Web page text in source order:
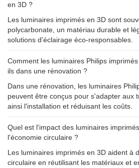
en 3D ?
Les luminaires imprimés en 3D sont
polycarbonate, un matériau durable et
solutions d'éclairage éco-responsables.
Comment les luminaires Philips
ils dans une rénovation ?
Dans une rénovation, les luminaires
peuvent être conçus pour s'adapter aux
ainsi l'installation et réduisant les coûts.
Quel est l'impact des luminaires
l'économie circulaire ?
Les luminaires imprimés en 3D aident à
circulaire en réutilisant les matériaux et